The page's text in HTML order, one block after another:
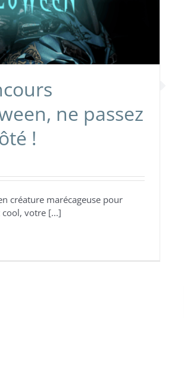
ne passez
!
créature marécageuse pour
cool, votre [...]